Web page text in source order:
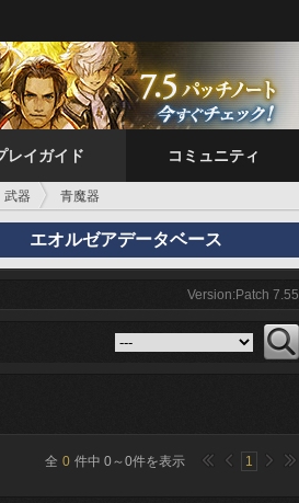
レイガイド コミュニティ
武器 青魔器
エオルゼアデータベース
Version:Patch 7.55
全 0 件中 0～0件を表示 1